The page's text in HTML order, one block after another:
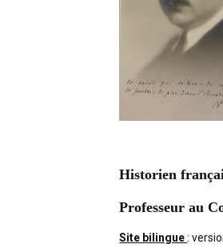
Historien
Professeur au
Site bilingue: